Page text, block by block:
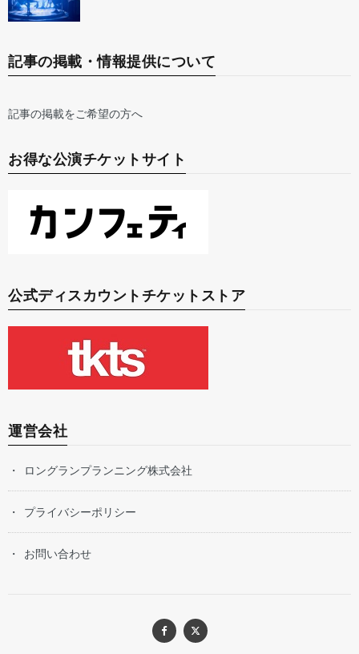
記事の掲載・情報提供について
記事の掲載をご希望の方へ
お得な公演チケットサイト
公式ディスカウントチケットストア
運営会社
ロングランプランニング株式会社
プライバシーポリシー
お問い合わせ